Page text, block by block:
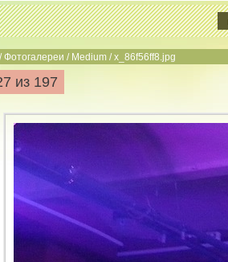
/Фотогалереи / Medium /x_86f56ff8.jpg
из 197